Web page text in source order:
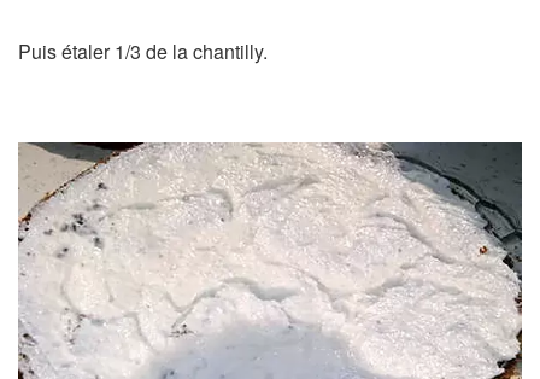
Puis étaler 1/3 de la chantilly.